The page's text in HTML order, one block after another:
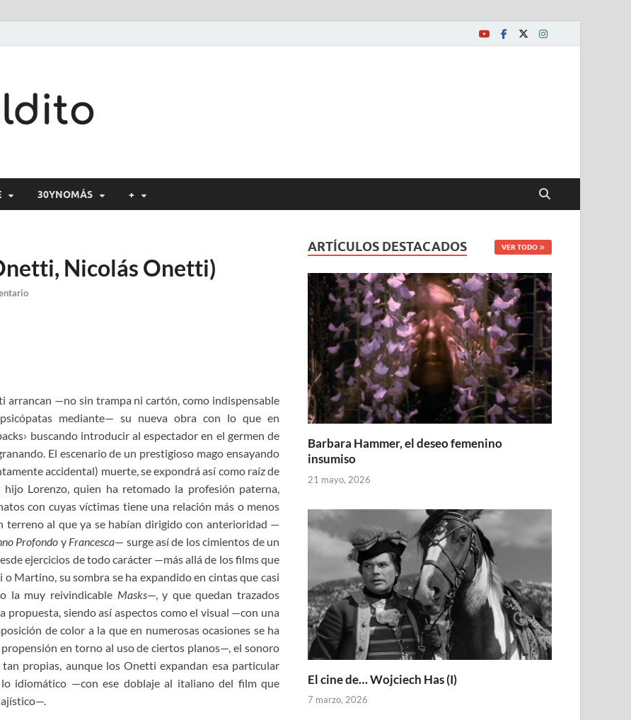
30YNOMÁS +
Nicolás Onetti)
arrancan —no sin trampa ni cartón, como indispensable
mediante— su nueva obra con lo que en
buscando introducir al espectador en el germen de
El escenario de un prestigioso mago ensayando
accidental) muerte, se expondrá así como raíz de
Lorenzo, quien ha retomado la profesión paterna,
con cuyas víctimas tiene una relación más o menos
terreno al que ya se habían dirigido con anterioridad —
Profondo y Francesca— surge así de los cimientos de un
ejercicios de todo carácter —más allá de los films que
Martino, su sombra se ha expandido en cintas que casi
o la muy reivindicable Masks—, y que quedan trazados
propuesta, siendo así aspectos como el visual —con una
de color a la que en numerosas ocasiones se ha
en torno al uso de ciertos planos—, el sonoro
propias, aunque los Onetti expandan esa particular
idiomático —con ese doblaje al italiano del film que
ARTÍCULOS DESTACADOS VER TODO
Barbara Hammer, el deseo femenino
insumiso
21 mayo, 2026
El cine de… Wojciech Has (I)
7 marzo, 2026